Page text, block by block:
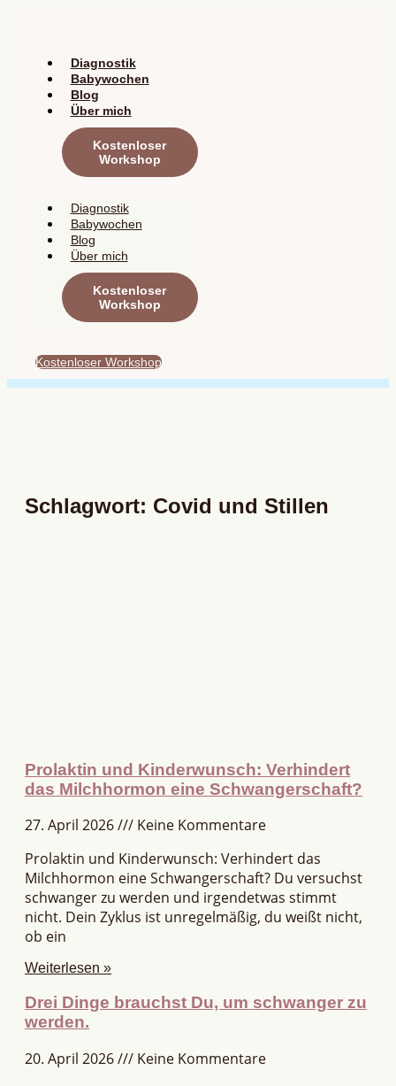
Diagnostik
Babywochen
Blog
Über mich
Kostenloser
Workshop
Diagnostik
Babywochen
Blog
Über mich
Kostenloser
Workshop
Kostenloser Workshop
Schlagwort: Covid und Stillen
Prolaktin und Kinderwunsch: Verhindert
das Milchhormon eine Schwangerschaft?
27. April 2026
Keine Kommentare
Prolaktin und Kinderwunsch: Verhindert das
Milchhormon eine Schwangerschaft? Du versuchst
schwanger zu werden und irgendetwas stimmt
nicht. Dein Zyklus ist unregelmäßig, du weißt nicht,
ob ein
Weiterlesen »
Drei Dinge brauchst Du, um schwanger zu
werden.
20. April 2026
Keine Kommentare